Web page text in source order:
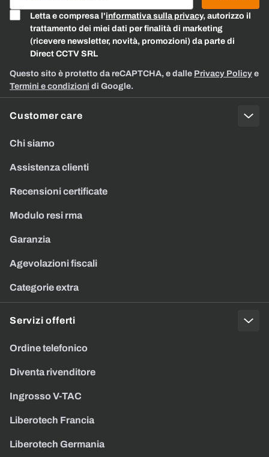
Customer care
Chi siamo
Assistenza clienti
Recensioni certificate
Modulo resi rma
Garanzia
Agevolazioni fiscali
Categorie extra
Servizi offerti
Ordine telefonico
Diventa rivenditore
Ingrosso V-TAC
Liberotech Francia
Liberotech Germania
Letta e compresa l'informativa sulla privacy, autorizzo il
trattamento dei miei dati per finalità di marketing
(ricevere newsletter, novità, promozioni) da parte di
Direct CCTV SRL
Questo sito è protetto da reCAPTCHA, e dalle Privacy Policy e
Termini e condizioni di Google.